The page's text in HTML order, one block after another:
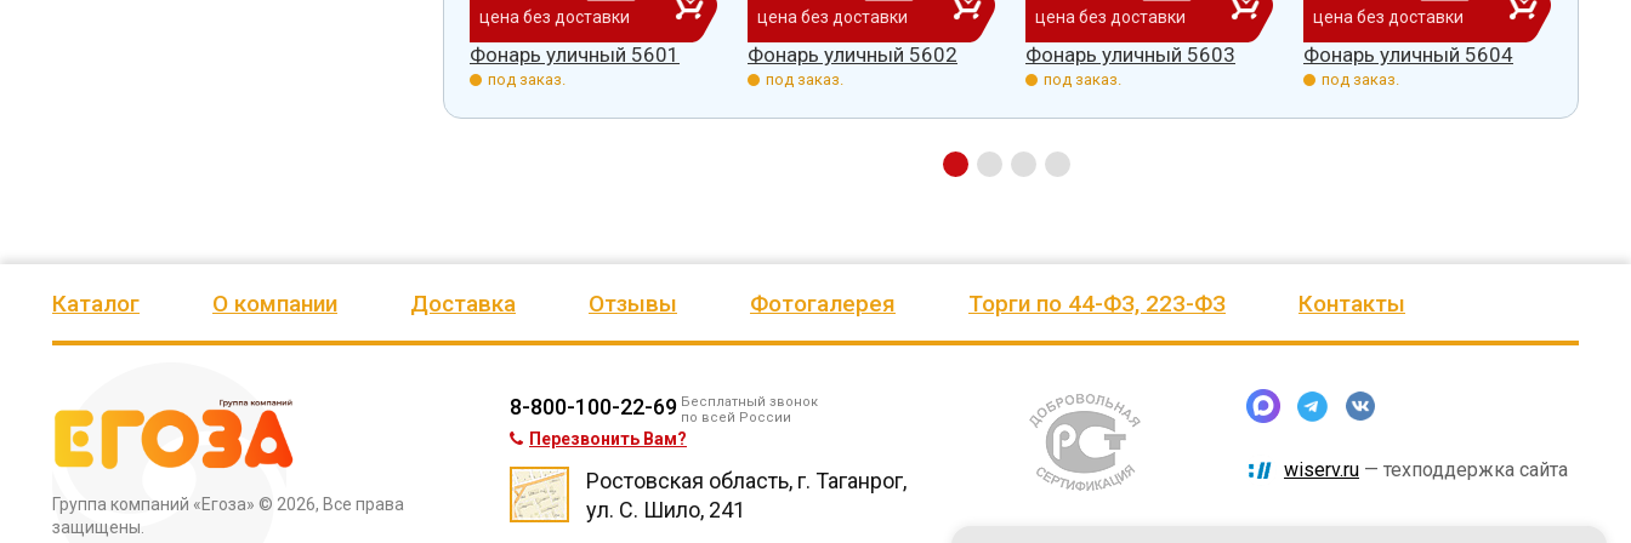
цена без доставки
Фонарь уличный 5601
под заказ.
цена без доставки
Фонарь уличный 5602
под заказ.
цена без доставки
Фонарь уличный 5603
под заказ.
цена без доставки
Фонарь уличный 5604
под заказ.
Каталог О компании Доставка Отзывы Фотогалерея Торги по 44-ФЗ, 223-ФЗ Контакты
Группа компаний «Егоза» © 2026, Все права
защищены.
8-800-100-22-69 Бесплатный звонок
по всей России
Перезвонить Вам?
Ростовская область, г. Таганрог,
ул. С. Шило, 241
wiserv.ru — техподдержка сайта